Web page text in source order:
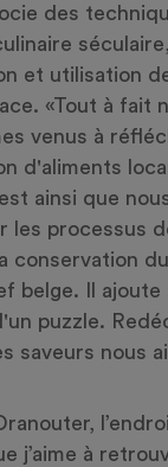
des
et utilisation
«Tout à fait
venus à
d'aliments
ainsi que
les processus
conservation
belge. Il ajoute
puzzle.
saveurs nous
j’aime à